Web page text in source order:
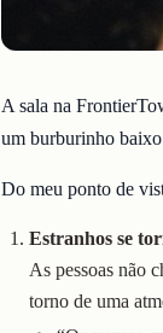
A sala na
um burburinho baixo
Do meu ponto de
Estranhos se
As pessoas não
torno de uma